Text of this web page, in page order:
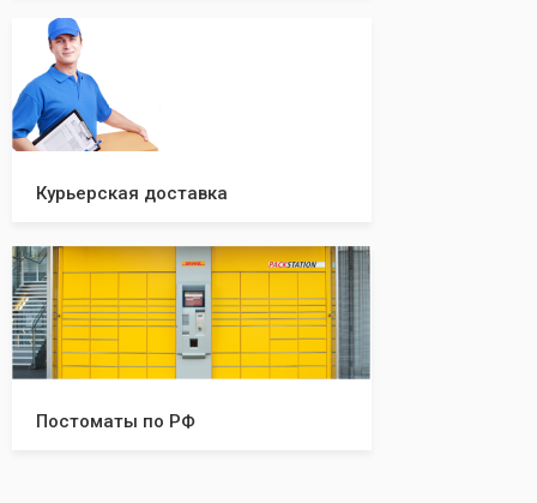
Курьерская доставка
Постоматы по РФ